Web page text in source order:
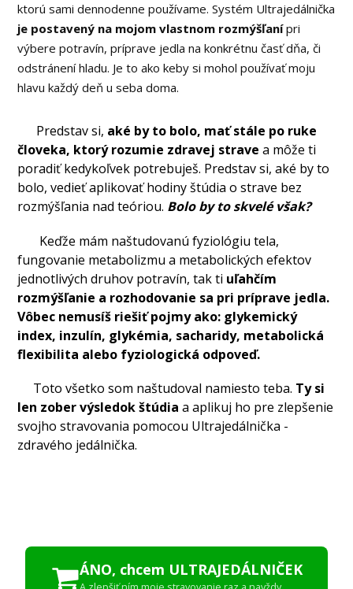
ktorú sami dennodenne používame. Systém Ultrajedálnička
je postavený na mojom vlastnom rozmýšľanípri
výbere potravín, príprave jedla na konkrétnu časť dňa, či
odstránení hladu. Je to ako keby si mohol používať moju
hlavu každý deň u seba doma.
Predstav si, aké by to bolo, mať stále po ruke
človeka, ktorý rozumie zdravej strave a môže ti
poradiť kedykoľvek potrebuješ. Predstav si, aké by to
bolo, vedieť aplikovať hodiny štúdia o strave bez
rozmýšľania nad teóriou. Bolo by to skvelé však?
Keďže mám naštudovanú fyziológiu tela,
fungovanie metabolizmu a metabolických efektov
jednotlivých druhov potravín, tak ti uľahčím
rozmýšľanie a rozhodovanie sa pri príprave jedla.
Vôbec nemusíš riešiť pojmy ako: glykemický
index, inzulín, glykémia, sacharidy, metabolická
flexibilita alebo fyziologická odpoveď.
Toto všetko som naštudoval namiesto teba. Ty si
len zober výsledok štúdia a aplikuj ho pre zlepšenie
svojho stravovania pomocou Ultrajedálnička -
zdravého jedálnička.
ÁNO, chcem ULTRAJEDÁLNIČEK